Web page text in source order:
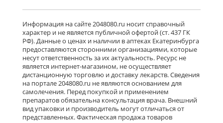
Лиорезал Интратекальный (раствор
для интратекального введения 0,05
мг/мл 1 мл № 5 амп. ) Новартис
Фарма Штейн АГ Швейцария
Нет в аптеках города
достигнут конец страницы
Информация на сайте 2048080.ru носит справочный
характер и не является публичной офертой (ст. 437 ГК
РФ). Данные о ценах и наличии в аптеках Екатеринбурга
предоставляются сторонними организациями, которые
несут ответственность за их актуальность. Ресурс не
является интернет-магазином, не осуществляет
дистанционную торговлю и доставку лекарств. Сведения
на портале 2048080.ru не являются основанием для
самолечения. Перед покупкой и применением
препаратов обязательна консультация врача. Внешний
вид упаковки и производитель могут отличаться от
представленных. Фактическая продажа товаров